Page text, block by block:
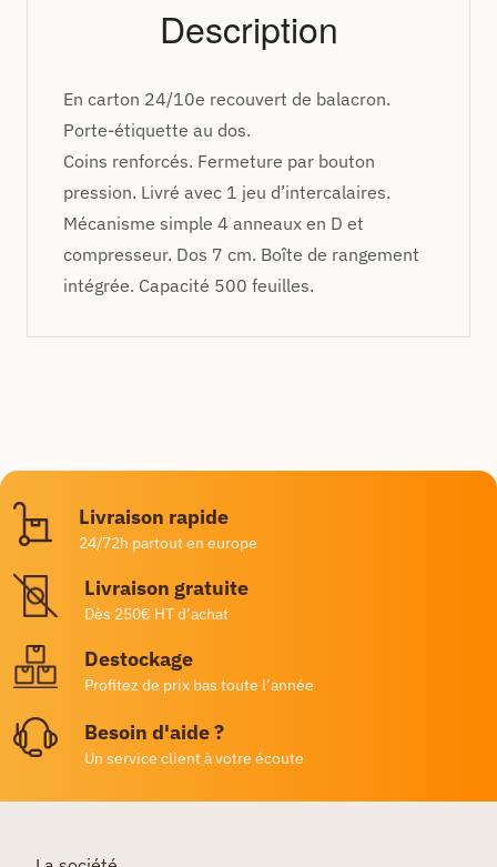
Description
En carton 24/10e recouvert de balacron.
Porte-étiquette au dos.
Coins renforcés. Fermeture par bouton
pression. Livré avec 1 jeu d’intercalaires.
Mécanisme simple 4 anneaux en D et
compresseur. Dos 7 cm. Boîte de rangement
intégrée. Capacité 500 feuilles.
Livraison rapide
24/72h partout en europe
Livraison gratuite
Dès 250€ HT d’achat
Destockage
Profitez de prix bas toute l’année
Besoin d'aide ?
Un service client à votre écoute